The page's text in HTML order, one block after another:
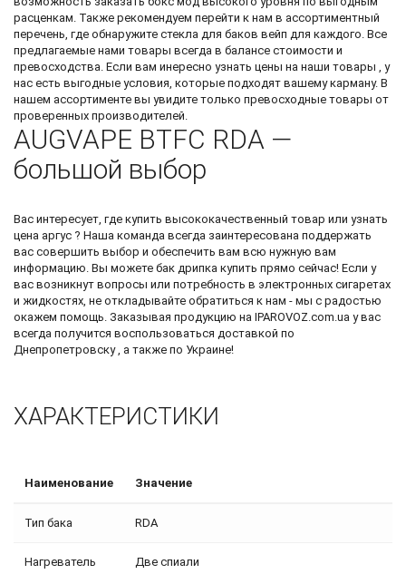
расценкам. Также рекомендуем перейти к нам в ассортиментный
перечень, где обнаружите стекла для баков вейп для каждого. Все
предлагаемые нами товары всегда в балансе стоимости и
превосходства. Если вам инересно узнать цены на наши товары , у
нас есть выгодные условия, которые подходят вашему карману. В
нашем ассортименте вы увидите только превосходные товары от
проверенных производителей.
AUGVAPE BTFC RDA —
большой выбор
Вас интересует, где купить высококачественный товар или узнать
цена аргус ? Наша команда всегда заинтересована поддержать
вас совершить выбор и обеспечить вам всю нужную вам
информацию. Вы можете бак дрипка купить прямо сейчас! Если у
вас возникнут вопросы или потребность в электронных сигаретах
и жидкостях, не откладывайте обратиться к нам - мы с радостью
окажем помощь. Заказывая продукцию на IPAROVOZ.com.ua у вас
всегда получится воспользоваться доставкой по
Днепропетровску , а также по Украине!
ХАРАКТЕРИСТИКИ
Наименование Значение
Тип бака RDA
Нагреватель Две спиали